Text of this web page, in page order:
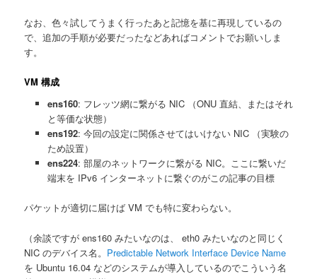
なお、色々試してうまく行ったあと記憶を基に再現しているの
で、追加の手順が必要だったなどあればコメントでお願いしま
す。
VM 構成
ens160: フレッツ網に繋がる NIC （ONU 直結、またはそれ
と等価な状態）
ens192: 今回の設定に関係させてはいけない NIC （実験の
ため設置）
ens224: 部屋のネットワークに繋がる NIC。ここに繋いだ
端末を IPv6 インターネットに繋ぐのがこの記事の目標
パケットが適切に届けば VM でも特に変わらない。
（余談ですが ens160 みたいなのは、 eth0 みたいなのと同じく
NIC のデバイス名。 Predictable Network Interface Device Name
を Ubuntu 16.04 などのシステムが導入しているのでこういう名